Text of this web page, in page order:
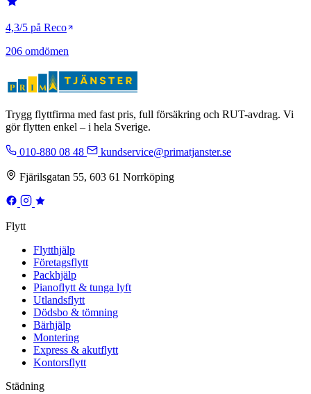
4,3/5 på Reco
206 omdömen
Trygg flyttfirma med fast pris, full försäkring och RUT-avdrag. Vi
gör flytten enkel – i hela Sverige.
010-880 08 48 kundservice@primatjanster.se
Fjärilsgatan 55, 603 61 Norrköping
Flytt
Flytthjälp
Företagsflytt
Packhjälp
Pianoflytt & tunga lyft
Utlandsflytt
Dödsbo & tömning
Bärhjälp
Montering
Express & akutflytt
Kontorsflytt
Städning